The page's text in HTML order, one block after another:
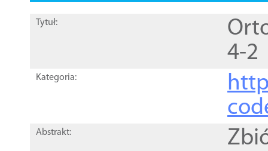
Tytuł:
4-2
Kategoria:
Abstrakt: